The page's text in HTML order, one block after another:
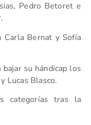
Pedro Betoret e
Carla Bernat y Sofía
su hándicap los
Lucas Blasco.
categorías tras la